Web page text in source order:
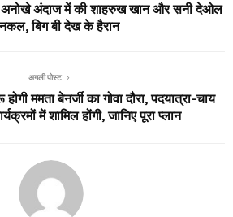
अनोखे अंदाज में की शाहरुख खान और सनी देओल
बिग बी देख के हैरान
अगली पोस्ट
ममता बेनर्जी का गोवा दौरा, पदयात्रा-चाय
में शामिल होंगी, जानिए पूरा प्लान